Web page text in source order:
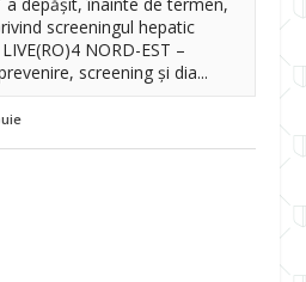
screeningul hepatic
NORD-EST –
screening și dia...